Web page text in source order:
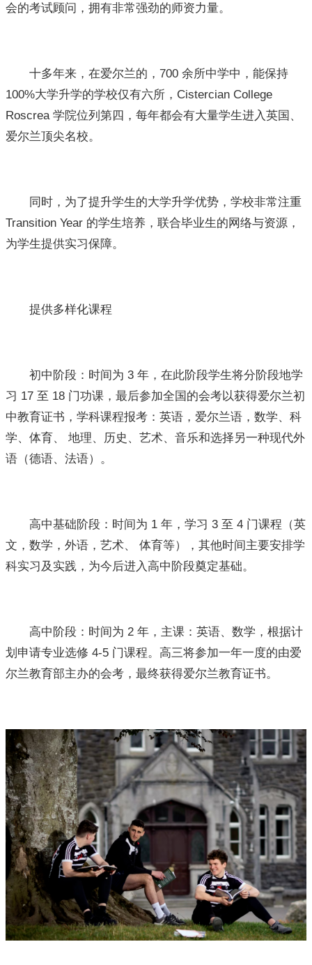
会的考试顾问，拥有非常强劲的师资力量。
十多年来，在爱尔兰的，700 余所中学中，能保持
100%大学升学的学校仅有六所，Cistercian College
Roscrea 学院位列第四，每年都会有大量学生进入英国、
爱尔兰顶尖名校。
同时，为了提升学生的大学升学优势，学校非常注重
Transition Year 的学生培养，联合毕业生的网络与资源，
为学生提供实习保障。
提供多样化课程
初中阶段：时间为 3 年，在此阶段学生将分阶段地学
习 17 至 18 门功课，最后参加全国的会考以获得爱尔兰初
中教育证书，学科课程报考：英语，爱尔兰语，数学、科
学、体育、 地理、历史、艺术、音乐和选择另一种现代外
语（德语、法语）。
高中基础阶段：时间为 1 年，学习 3 至 4 门课程（英
文，数学，外语，艺术、 体育等），其他时间主要安排学
科实习及实践，为今后进入高中阶段奠定基础。
高中阶段：时间为 2 年，主课：英语、数学，根据计
划申请专业选修 4-5 门课程。高三将参加一年一度的由爱
尔兰教育部主办的会考，最终获得爱尔兰教育证书。